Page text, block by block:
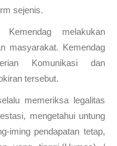
sejenis.
melakukan
masyarakat. Kemendag
Komunikasi dan
tersebut.
memeriksa legalitas
mengetahui untung
iming pendapatan tetap,